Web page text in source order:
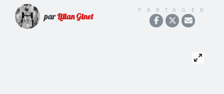
parLilian Ginet
PARTAGER